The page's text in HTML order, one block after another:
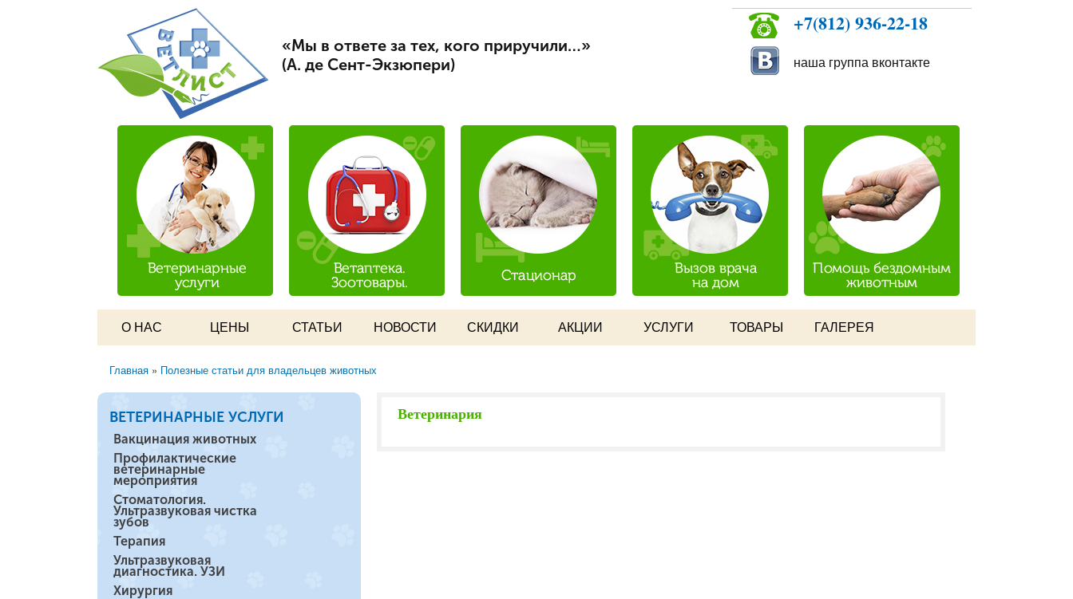
содержанию
«Мы в ответе за тех, кого приручили…»
(А. де Сент-Экзюпери)
+7(812) 936-22-18
наша группа вконтакте
О НАС ЦЕНЫ СТАТЬИ НОВОСТИ СКИДКИ АКЦИИ УСЛУГИ ТОВАРЫ ГАЛЕРЕЯ
Вы здесь
Главная » Полезные статьи для владельцев животных
ВЕТЕРИНАРНЫЕ УСЛУГИ
Вакцинация животных
Профилактические
ветеринарные
мероприятия
Стоматология.
Ультразвуковая чистка
зубов
Терапия
Ультразвуковая
диагностика. УЗИ
Хирургия
Ветеринария